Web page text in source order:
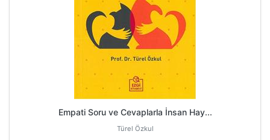
Empati Soru ve Cevaplarla İnsan Hay...
Türel Özkul